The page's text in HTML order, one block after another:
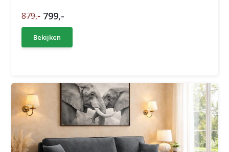
879,- 799,-
Bekijken